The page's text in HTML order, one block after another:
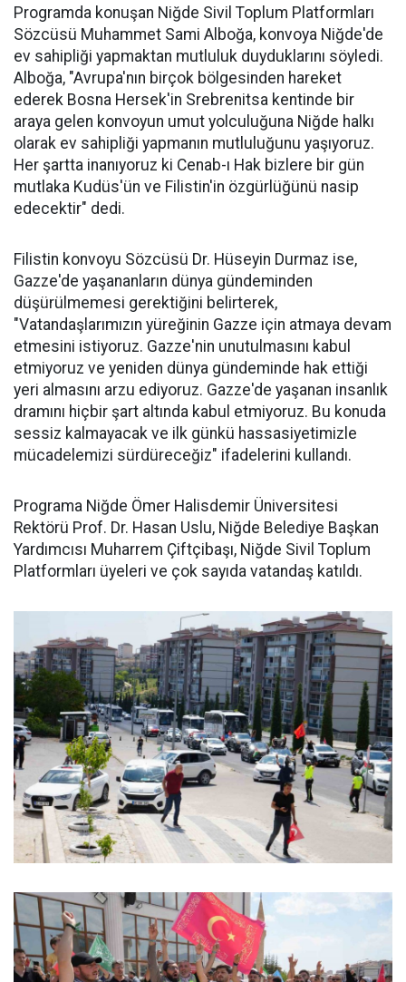
Programda konuşan Niğde Sivil Toplum Platformları
Sözcüsü Muhammet Sami Alboğa, konvoya Niğde'de
ev sahipliği yapmaktan mutluluk duyduklarını söyledi.
Alboğa, "Avrupa'nın birçok bölgesinden hareket
ederek Bosna Hersek'in Srebrenitsa kentinde bir
araya gelen konvoyun umut yolculuğuna Niğde halkı
olarak ev sahipliği yapmanın mutluluğunu yaşıyoruz.
Her şartta inanıyoruz ki Cenab-ı Hak bizlere bir gün
mutlaka Kudüs'ün ve Filistin'in özgürlüğünü nasip
edecektir" dedi.
Filistin konvoyu Sözcüsü Dr. Hüseyin Durmaz ise,
Gazze'de yaşananların dünya gündeminden
düşürülmemesi gerektiğini belirterek,
"Vatandaşlarımızın yüreğinin Gazze için atmaya devam
etmesini istiyoruz. Gazze'nin unutulmasını kabul
etmiyoruz ve yeniden dünya gündeminde hak ettiği
yeri almasını arzu ediyoruz. Gazze'de yaşanan insanlık
dramını hiçbir şart altında kabul etmiyoruz. Bu konuda
sessiz kalmayacak ve ilk günkü hassasiyetimizle
mücadelemizi sürdüreceğiz" ifadelerini kullandı.
Programa Niğde Ömer Halisdemir Üniversitesi
Rektörü Prof. Dr. Hasan Uslu, Niğde Belediye Başkan
Yardımcısı Muharrem Çiftçibaşı, Niğde Sivil Toplum
Platformları üyeleri ve çok sayıda vatandaş katıldı.